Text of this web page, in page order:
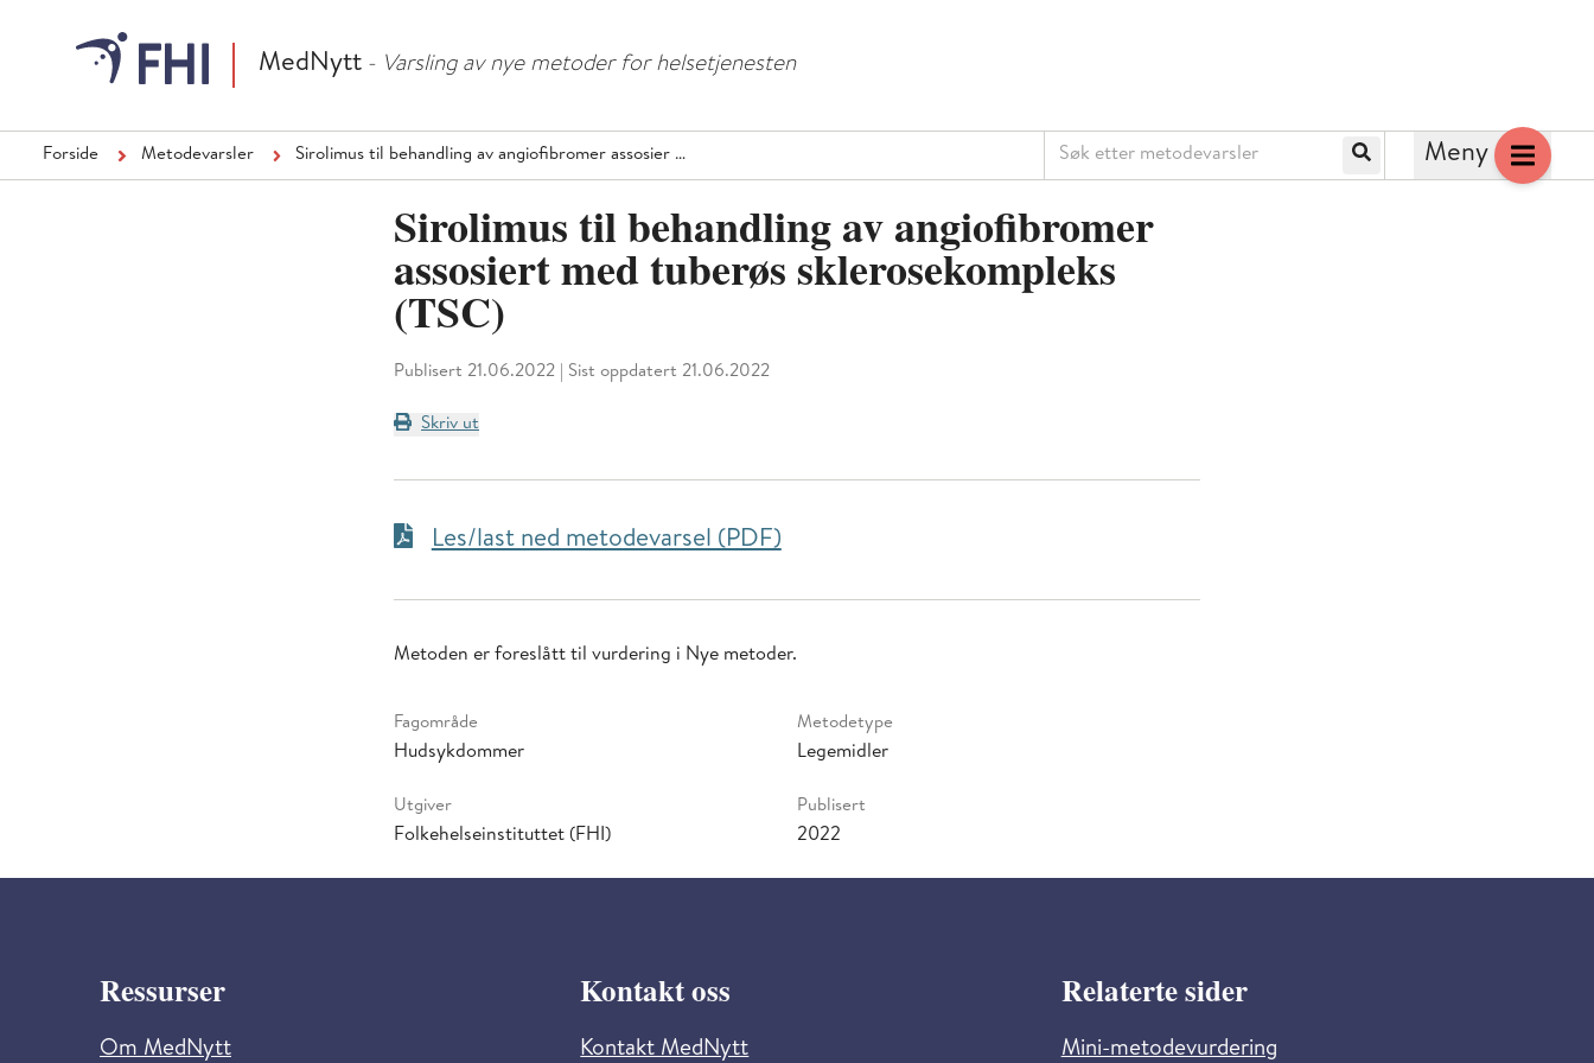
MedNytt - Varsling av nye metoder for helsetjenesten
Forside Metodevarsler Sirolimus til behandling av angiofibromer assosier …
Søk etter metodevarsler
Søk Meny
Sirolimus til behandling av angiofibromer
assosiert med tuberøs sklerosekompleks
(TSC)
Publisert 21.06.2022 Sist oppdatert 21.06.2022
Skriv ut
Les/last ned metodevarsel (PDF)
Metoden er foreslått til vurdering i Nye metoder.
Fagområde
Hudsykdommer
Metodetype
Legemidler
Utgiver
Folkehelseinstituttet (FHI)
Publisert
2022
Ressurser
Om MedNytt
Kontakt oss
Kontakt MedNytt
Relaterte sider
Mini-metodevurdering